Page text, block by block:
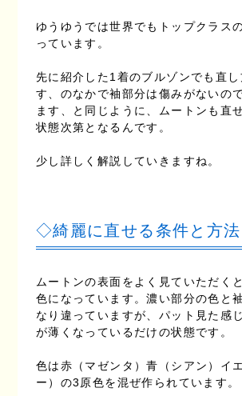
ゆうゆうでは世界でもトップクラス
っています。
先に紹介した1着のブルゾンでも直し
す、のなかで袖部分は傷みがないの
ます、と同じように、ムートンも直
状態次第となるんです。
少し詳しく解説していきますね。
◇綺麗に直せる条件と方法
ムートンの表面をよく見ていただく
色になっています。濃い部分の色と
なり違っていますが、パット見た感
が薄くなっているだけの状態です。
色は赤（マゼンタ）青（シアン）イ
ー）の3原色を混ぜ作られています。